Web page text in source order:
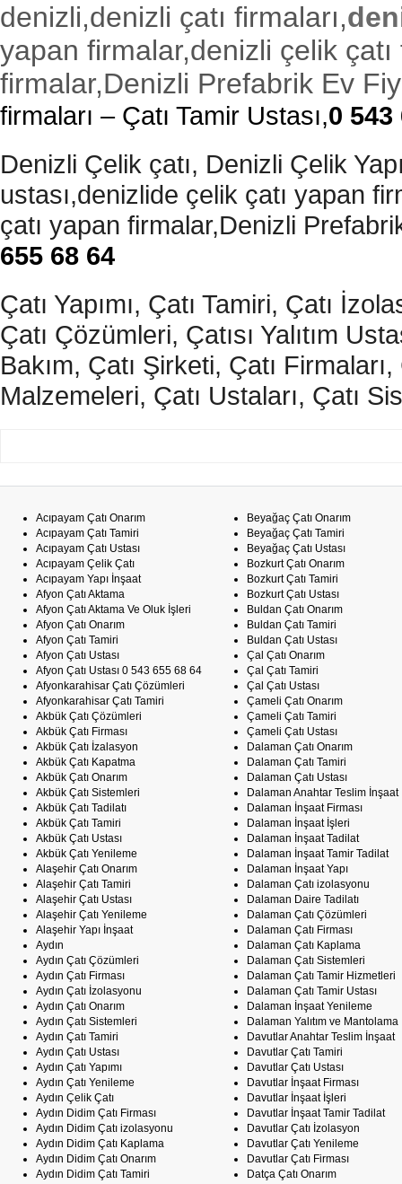
denizli,denizli çatı firmaları,
yapan firmalar,denizli çelik
firmalar,Denizli Prefabrik Ev
firmaları – Çatı Tamir Ustası,0 543
Denizli Çelik çatı, Denizli Çelik
ustası,denizlide çelik çatı yapan
çatı yapan firmalar,Denizli
655 68 64
Çatı Yapımı, Çatı Tamiri, Çatı
Çatı Çözümleri, Çatısı Yalıtım
Bakım, Çatı Şirketi, Çatı Firmaları,
Malzemeleri, Çatı Ustaları, Çatı
Acıpayam Çatı Onarım
Acıpayam Çatı Tamiri
Acıpayam Çatı Ustası
Acıpayam Çelik Çatı
Acıpayam Yapı İnşaat
Afyon Çatı Aktama
Afyon Çatı Aktama Ve Oluk İşleri
Afyon Çatı Onarım
Afyon Çatı Tamiri
Afyon Çatı Ustası
Afyon Çatı Ustası 0 543 655 68 64
Afyonkarahisar Çatı Çözümleri
Afyonkarahisar Çatı Tamiri
Akbük Çatı Çözümleri
Akbük Çatı Firması
Akbük Çatı İzalasyon
Akbük Çatı Kapatma
Akbük Çatı Onarım
Akbük Çatı Sistemleri
Akbük Çatı Tadilatı
Akbük Çatı Tamiri
Akbük Çatı Ustası
Akbük Çatı Yenileme
Alaşehir Çatı Onarım
Alaşehir Çatı Tamiri
Alaşehir Çatı Ustası
Alaşehir Çatı Yenileme
Alaşehir Yapı İnşaat
Aydın
Aydın Çatı Çözümleri
Aydın Çatı Firması
Aydın Çatı İzolasyonu
Aydın Çatı Onarım
Aydın Çatı Sistemleri
Aydın Çatı Tamiri
Aydın Çatı Ustası
Aydın Çatı Yapımı
Aydın Çatı Yenileme
Aydın Çelik Çatı
Aydın Didim Çatı Firması
Aydın Didim Çatı izolasyonu
Aydın Didim Çatı Kaplama
Aydın Didim Çatı Onarım
Aydın Didim Çatı Tamiri
Beyağaç Çatı Onarım
Beyağaç Çatı Tamiri
Beyağaç Çatı Ustası
Bozkurt Çatı Onarım
Bozkurt Çatı Tamiri
Bozkurt Çatı Ustası
Buldan Çatı Onarım
Buldan Çatı Tamiri
Buldan Çatı Ustası
Çal Çatı Onarım
Çal Çatı Tamiri
Çal Çatı Ustası
Çameli Çatı Onarım
Çameli Çatı Tamiri
Çameli Çatı Ustası
Dalaman Çatı Onarım
Dalaman Çatı Tamiri
Dalaman Çatı Ustası
Dalaman Anahtar Teslim İnşaat
Dalaman İnşaat Firması
Dalaman İnşaat İşleri
Dalaman İnşaat Tadilat
Dalaman İnşaat Tamir Tadilat
Dalaman İnşaat Yapı
Dalaman Çatı izolasyonu
Dalaman Daire Tadilatı
Dalaman Çatı Çözümleri
Dalaman Çatı Firması
Dalaman Çatı Kaplama
Dalaman Çatı Sistemleri
Dalaman Çatı Tamir Hizmetleri
Dalaman Çatı Tamir Ustası
Dalaman İnşaat Yenileme
Dalaman Yalıtım ve Mantolama
Davutlar Anahtar Teslim İnşaat
Davutlar Çatı Tamiri
Davutlar Çatı Ustası
Davutlar İnşaat Firması
Davutlar İnşaat İşleri
Davutlar İnşaat Tamir Tadilat
Davutlar Çatı İzolasyon
Davutlar Çatı Yenileme
Davutlar Çatı Firması
Datça Çatı Onarım